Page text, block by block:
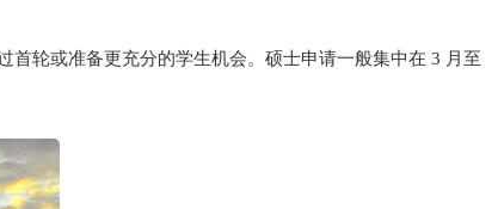
轮或准备更充分的学生机会。硕士申请一般集中在 3 月至